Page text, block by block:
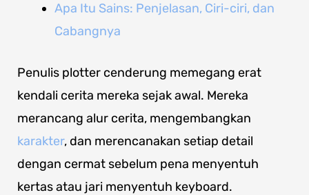
Apa Itu Sains: Penjelasan, Ciri-ciri, dan
Cabangnya
Penulis plotter cenderung memegang erat
kendali cerita mereka sejak awal. Mereka
merancang alur cerita, mengembangkan
karakter, dan merencanakan setiap detail
dengan cermat sebelum pena menyentuh
kertas atau jari menyentuh keyboard.